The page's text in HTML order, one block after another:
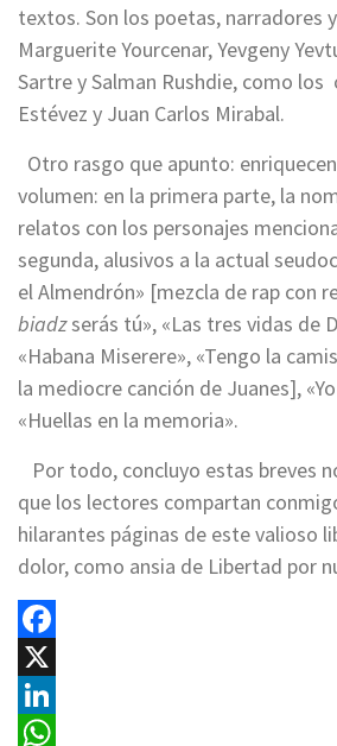
textos. Son los poetas, narradores
Marguerite Yourcenar, Yevgeny
Sartre y Salman Rushdie, como los
Estévez y Juan Carlos Mirabal.
Otro rasgo que apunto:
volumen: en la primera parte, la
relatos con los personajes
segunda, alusivos a la actual
el Almendrón» [mezcla de rap con
biadzserás tú», «Las tres vidas de
«Habana Miserere», «Tengo la
la mediocre canción de Juanes],
«Huellas en la memoria».
Por todo, concluyo estas breves
que los lectores compartan
hilarantes páginas de este valioso
dolor, como ansia de Libertad por
Facebook
X
LinkedIn